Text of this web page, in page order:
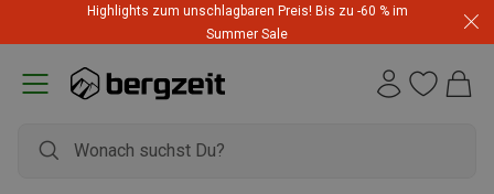
Highlights zum unschlagbaren Preis! Bis zu -60 % im
Summer Sale